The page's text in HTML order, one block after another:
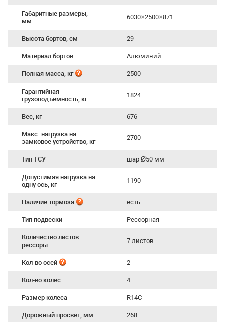
Габаритные размеры,
мм
6030×2500×871
Высота бортов, см 29
Материал бортов Алюминий
Полная масса, кг 2500
Гарантийная
грузоподъемность, кг
1824
Вес, кг 676
Макс. нагрузка на
замковое устройство, кг
2700
Тип ТСУ шар Ø50 мм
Допустимая нагрузка на
одну ось, кг
1190
Наличие тормоза есть
Тип подвески Рессорная
Количество листов
рессоры
7 листов
Кол-во осей 2
Кол-во колес 4
Размер колеса R14C
Дорожный просвет, мм 268